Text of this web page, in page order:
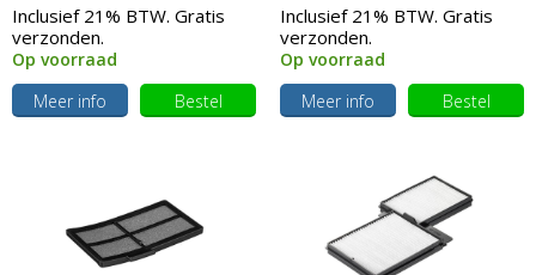
Inclusief 21% BTW. Gratis
verzonden.
Op voorraad
Meer info
Bestel
Inclusief 21% BTW. Gratis
verzonden.
Op voorraad
Meer info
Bestel